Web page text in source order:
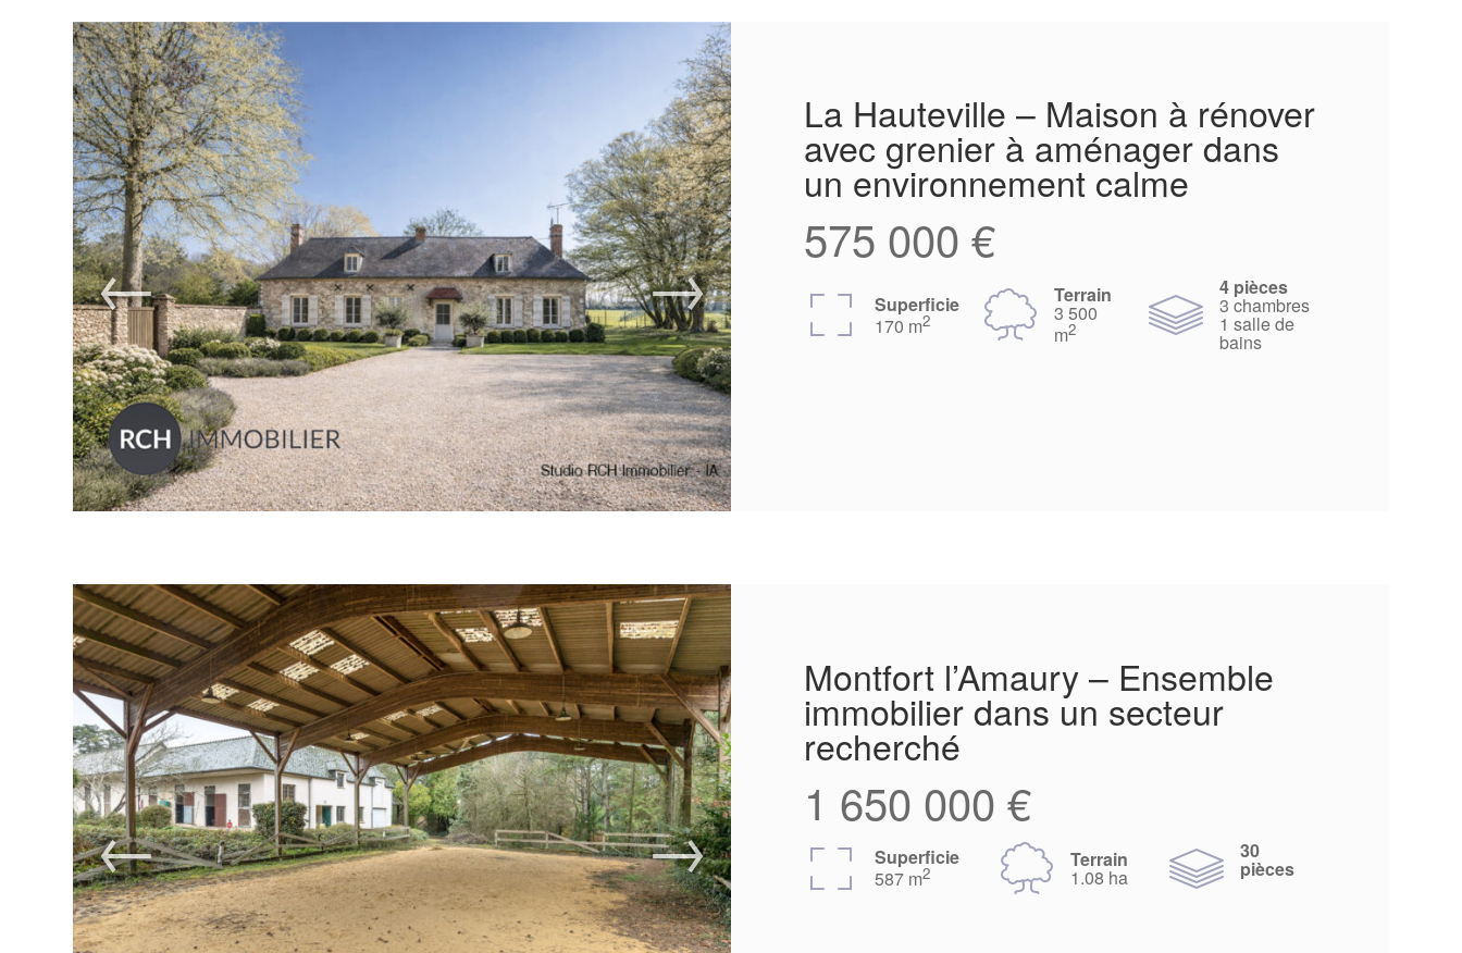
La Hauteville – Maison à rénover
avec grenier à aménager dans
un environnement calme
575 000 €
Superficie
170 m2
Terrain
3 500
m2
4 pièces
3 chambres
1 salle de
bains
Montfort l’Amaury – Ensemble
immobilier dans un secteur
recherché
1 650 000 €
Superficie
587 m2
Terrain
1.08 ha
30
pièces